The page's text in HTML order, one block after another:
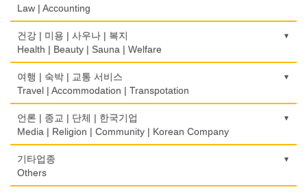
제과점
Bakery
식품도매
Food Distributors
약국
의사-내과
Internal Medicine
의사-물리치료/카이로 프랙터
Physiotherapy/Chiropractic Clinic
의사-비뇨기과
의사-산부인과
Obstetrician
학교/학원
개인지도-체육
개인지도-음악
Private Lesson-Music
개인지도-옷수선
Private Lesson-Alteration
개인지도-어학/수학
채무조정
Bankruptcy
Real Estate
은행/금융기관
Bank/Financing Service
빨래방/세탁
Coin Laundry/Dry cleaning
상패/트로피
Medal/Trophy
Dry cleaning Equipment
악기사
열쇠
Home Inspection
간판
Signs
가구판매/수리
Furniture Sales/Repair
Machinery Rebuilding
난방/냉동
Courier Service
Taxi Service
Automobile/Car
자동차-렌트
Car Rental
자동차-바디샵
Autobody Shop
Golf Equipment
골프장
Golf/Country Club
가라오케/노래방/카페
Karaoke/Cafe
Dahn Centre
당구장
Billiard Club
볼링장
Law | Accounting
교통위반티켓
Traffic Ticket
공인회계사(CPA)
CPA
번역/통역/이력서
Translation/Interpretation/Resume Service
Law Office
회계업무
건강 | 미용 | 사우나 | 복지
Health | Beauty | Sauna | Welfare
건강상담/식품/정보
Health Counseling/Food/Information
의료기
Medical Equipment
Massage
여행 | 숙박 | 교통 서비스
Travel | Accommodation | Transpotation
호텔/모텔/숙박
Hotel/Motel
여행/관광
Travel/Tour
언론 | 종교 | 단체 | 한국기업
Media | Religion | Community | Korean Company
기도원/수양관
Retreat Centre
기타업종
Others